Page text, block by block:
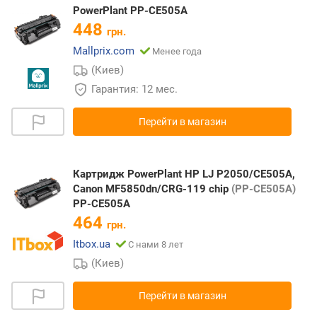
PowerPlant PP-CE505A
448 грн.
Mallprix.com
Менее года
(Киев)
Гарантия: 12 мес.
Перейти в магазин
Картридж PowerPlant HP LJ P2050/CE505A,
Canon MF5850dn/CRG-119 chip (PP-CE505A)
PP-CE505A
464 грн.
Itbox.ua
С нами 8 лет
(Киев)
Перейти в магазин